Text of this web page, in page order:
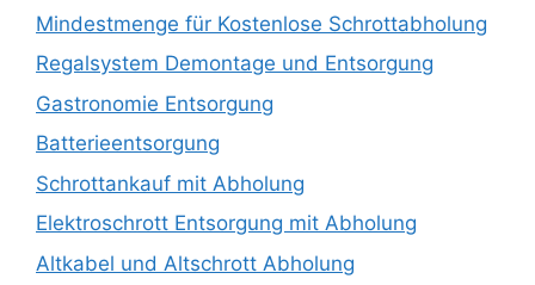
Mindestmenge für Kostenlose Schrottabholung
Regalsystem Demontage und Entsorgung
Gastronomie Entsorgung
Batterieentsorgung
Schrottankauf mit Abholung
Elektroschrott Entsorgung mit Abholung
Altkabel und Altschrott Abholung